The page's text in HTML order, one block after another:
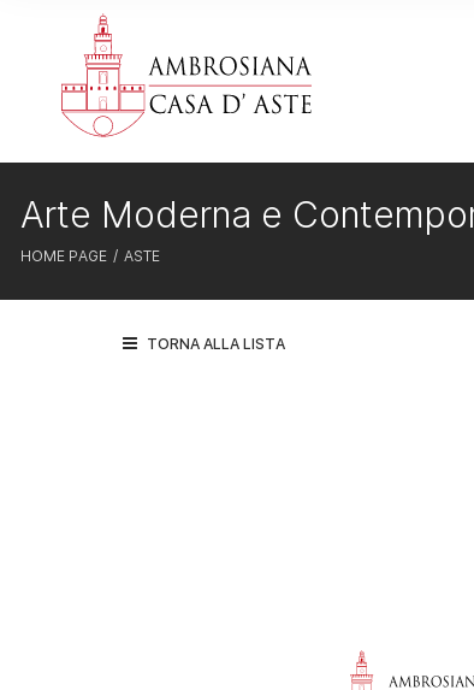
HOME PAGE ASTE
Arte Moderna e
TORNA ALLA LISTA